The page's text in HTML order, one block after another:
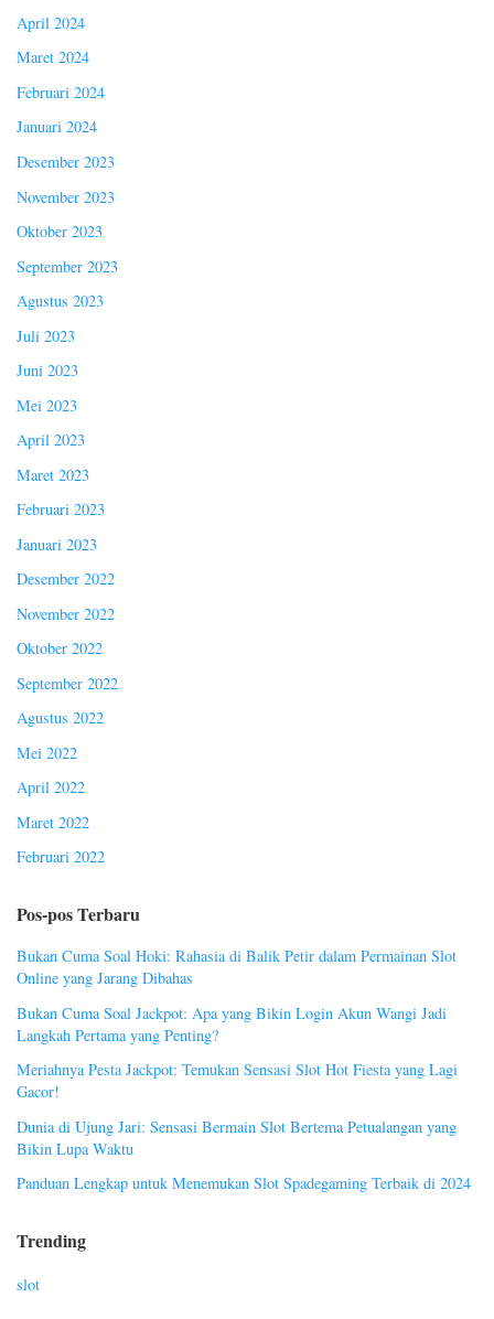
April 2024
Maret 2024
Februari 2024
Januari 2024
Desember 2023
November 2023
Oktober 2023
September 2023
Agustus 2023
Juli 2023
Juni 2023
Mei 2023
April 2023
Maret 2023
Februari 2023
Januari 2023
Desember 2022
November 2022
Oktober 2022
September 2022
Agustus 2022
Mei 2022
April 2022
Maret 2022
Februari 2022
Pos-pos Terbaru
Bukan Cuma Soal Hoki: Rahasia di Balik Petir dalam Permainan Slot
Online yang Jarang Dibahas
Bukan Cuma Soal Jackpot: Apa yang Bikin Login Akun Wangi Jadi
Langkah Pertama yang Penting?
Meriahnya Pesta Jackpot: Temukan Sensasi Slot Hot Fiesta yang Lagi
Gacor!
Dunia di Ujung Jari: Sensasi Bermain Slot Bertema Petualangan yang
Bikin Lupa Waktu
Panduan Lengkap untuk Menemukan Slot Spadegaming Terbaik di 2024
Trending
slot